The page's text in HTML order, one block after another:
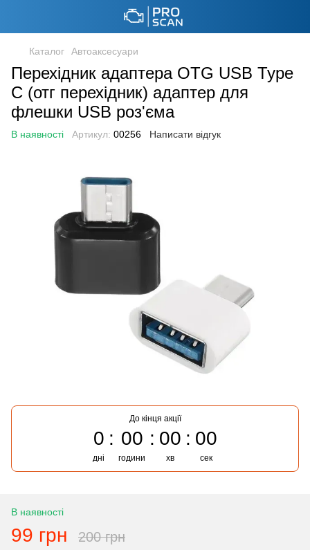
Каталог Автоаксесуари
Перехідник адаптера OTG USB Type
C (отг перехідник) адаптер для
флешки USB роз'єма
В наявності Артикул: 00256 Написати відгук
До кінця акції
0
дні
00
години
00
хв
00
сек
В наявності
99 грн 200 грн